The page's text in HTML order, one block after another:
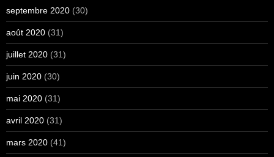
septembre 2020 (30)
août 2020 (31)
juillet 2020 (31)
juin 2020 (30)
mai 2020 (31)
avril 2020 (31)
mars 2020 (41)